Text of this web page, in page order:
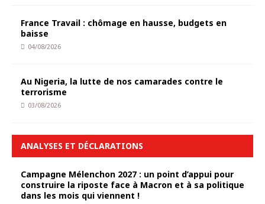
France Travail : chômage en hausse, budgets en
baisse
04/08/2026
Au Nigeria, la lutte de nos camarades contre le
terrorisme
03/08/2026
ANALYSES ET DÉCLARATIONS
Campagne Mélenchon 2027 : un point d’appui pour
construire la riposte face à Macron et à sa politique
dans les mois qui viennent !